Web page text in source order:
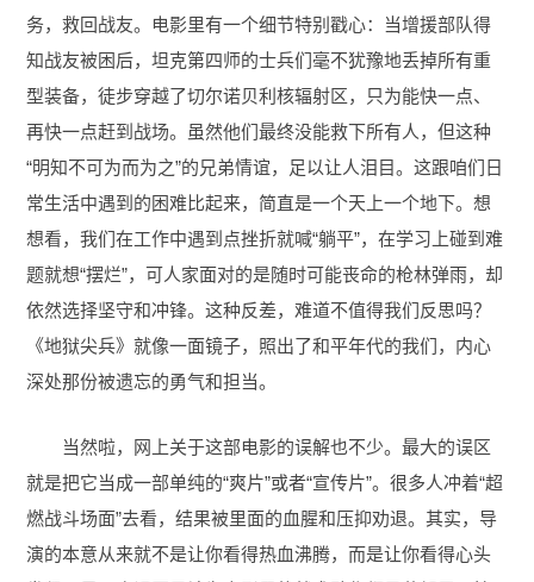
务，救回战友。电影里有一个细节特别戳心：当增援部队得
知战友被困后，坦克第四师的士兵们毫不犹豫地丢掉所有重
型装备，徒步穿越了切尔诺贝利核辐射区，只为能快一点、
再快一点赶到战场。虽然他们最终没能救下所有人，但这种
“明知不可为而为之”的兄弟情谊，足以让人泪目。这跟咱们日
常生活中遇到的困难比起来，简直是一个天上一个地下。想
想看，我们在工作中遇到点挫折就喊“躺平”，在学习上碰到难
题就想“摆烂”，可人家面对的是随时可能丧命的枪林弹雨，却
依然选择坚守和冲锋。这种反差，难道不值得我们反思吗？
《地狱尖兵》就像一面镜子，照出了和平年代的我们，内心
深处那份被遗忘的勇气和担当。
当然啦，网上关于这部电影的误解也不少。最大的误区
就是把它当成一部单纯的“爽片”或者“宣传片”。很多人冲着“超
燃战斗场面”去看，结果被里面的血腥和压抑劝退。其实，导
演的本意从来就不是让你看得热血沸腾，而是让你看得心头